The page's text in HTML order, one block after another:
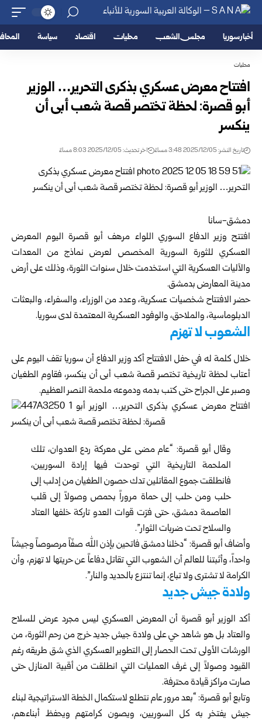
أخبار سوريا مجلس الشعب محليات اقتصاد سياسة
محليات
افتتاح معرض عسكري بذكرى التحرير… الوزير
أبو قصرة: لحظة تختصر قصة شعب أبى أن
ينكسر
تاريخ النشر: 2025/12/05 3:48 مساءً اخر تحديث: 2025/12/05 8:03 مساءً
دمشق-سانا
افتتح وزير الدفاع السوري اللواء مرهف أبو قصرة اليوم المعرض
العسكري للثورة السورية المخصص لعرض نماذج من المعدات
والآليات العسكرية التي استخدمت خلال سنوات الثورة، وذلك على أرض
مدينة المعارض بدمشق.
حضر الافتتاح شخصيات عسكرية، وعدد من الوزراء، والسفراء، والبعثات
الدبلوماسية، والملاحق، والوفود العسكرية المعتمدة لدى سوريا.
الشعوب لا تهزم
خلال كلمة له في حفل الافتتاح أكدوزير الدفاع أن سوريا تقف اليوم على
أعتاب لحظة تاريخية تختصر قصة شعب أبى أن ينكسر، فقاوم الطغيان
وصبر على الجراح حتى كتب بدمه ودموعه ملحمة النصر العظيم.
وقال أبو قصرة: “عام مضى على معركة ردع العدوان، تلك
الملحمة التاريخية التي توحدت فيها إرادة السوريين،
فانطلقت جموع المقاتلين تدك حصون الطغيان من إدلب إلى
حلب ومن حلب إلى حماة مروراً بحمص وصولاً إلى قلب
العاصمة دمشق، حتى فرّت قوات العدو تاركة خلفها العتاد
والسلاح تحت ضربات الثوار”.
وأضاف أبو قصرة: “دخلنا دمشق فاتحين بإذن الله صفّاً مرصوصاً وجيشاً
واحداً، وأثبتنا للعالم أن الشعوب التي تقاتل دفاعاً عن حريتها لا تهزم، وأن
الكرامة لا تشترى ولا تباع، إنما تنتزع بالحديد والنار”.
ولادة جيش جديد
أكد الوزير أبو قصرة أن المعرض العسكري ليس مجرد عرض للسلاح
والعتاد بل هو شاهد حي على ولادة جيش جديد خرج من رحم الثورة، من
الورشات الأولى تحت الحصار إلى التطوير العسكري الذي شق طريقه رغم
القيود وصولاً إلى غرف العمليات التي انطلقت من أقبية المنازل حتى
صارت مراكز قيادة محترفة.
وتابع أبو قصرة: “بعد مرور عام نتطلع لاستكمال الخطة الاستراتيجية لبناء
جيش يفتخر به كل السوريين، ويصون كرامتهم ويحفظ أبناءهم،